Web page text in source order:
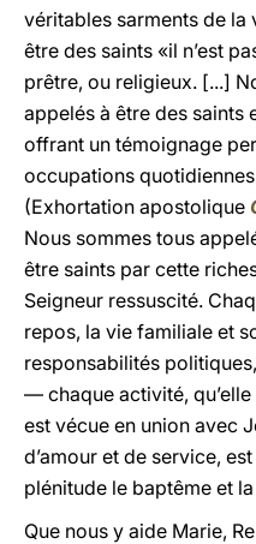
véritables sarments de la
être des saints «il n’est
prêtre, ou religieux. [...]
appelés à être des saints
offrant un témoignage
occupations
(Exhortation apostolique
Nous sommes tous
être saints par cette
Seigneur ressuscité.
repos, la vie familiale et
responsabilités
— chaque activité,
est vécue en union avec
d’amour et de service,
plénitude le baptême et
Que nous y aide Marie,